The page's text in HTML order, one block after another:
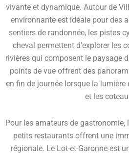
vivante et dynamique. Autour de
environnante est idéale pour des
sentiers de randonnée, les pistes
cheval permettent d’explorer les
rivières qui composent le paysage
points de vue offrent des
en fin de journée lorsque la
et les
Pour les amateurs de
petits restaurants offrent une
régionale. Le Lot-et-Garonne est